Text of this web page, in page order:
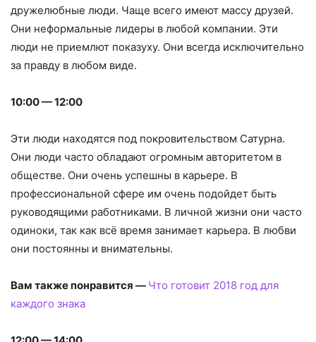
дружелюбные люди. Чаще всего имеют массу друзей.
Они неформальные лидеры в любой компании. Эти
люди не приемлют показуху. Они всегда исключительно
за правду в любом виде.
10:00 — 12:00
Эти люди находятся под покровительством Сатурна.
Они люди часто обладают огромным авторитетом в
обществе. Они очень успешны в карьере. В
профессиональной сфере им очень подойдет быть
руководящими работниками. В личной жизни они часто
одиноки, так как всё время занимает карьера. В любви
они постоянны и внимательны.
Вам также понравится — Что готовит 2018 год для
каждого знака